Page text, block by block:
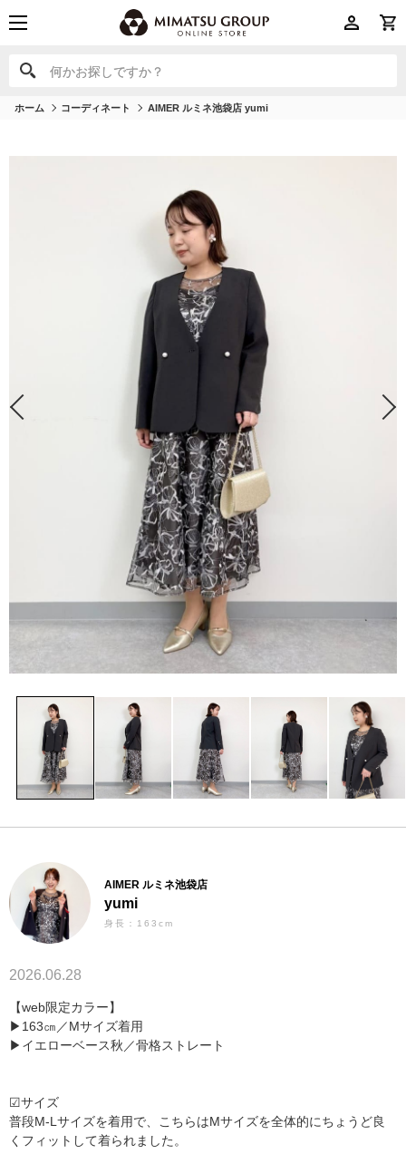
何かお探しですか？
何かお探しですか？
ホーム コーディネート AIMER ルミネ池袋店 yumi
AIMER ルミネ池袋店
yumi
身長：163cm
2026.06.28
【web限定カラー】
▶︎163㎝／Mサイズ着用
▶︎イエローベース秋／骨格ストレート
☑︎サイズ
普段M-Lサイズを着用で、こちらはMサイズを全体的にちょうど良
くフィットして着られました。